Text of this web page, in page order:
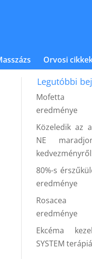
Orvosi
Legutóbbi
Mofetta
eredménye
Közeledik az
NE
80%-s
eredménye
Rosacea
eredménye
Ekcéma
SYSTEM